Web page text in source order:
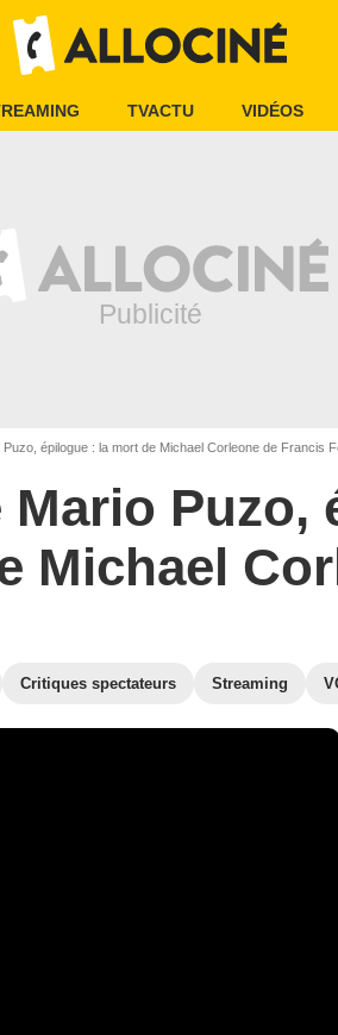
TVACTU VIDÉOS
Puzo, épilogue : la mort de Michael Corleone de Francis
Mario Puzo,
Michael
Critiques spectateurs Streaming